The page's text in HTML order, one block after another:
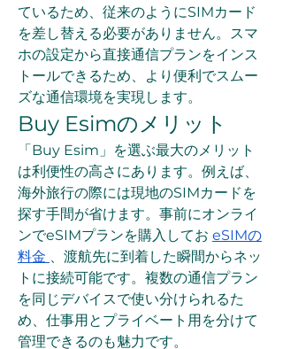
ているため、従来のようにSIMカード
を差し替える必要がありません。スマ
ホの設定から直接通信プランをインス
トールできるため、より便利でスムー
ズな通信環境を実現します。
Buy Esimのメリット
「Buy Esim」を選ぶ最大のメリット
は利便性の高さにあります。例えば、
海外旅行の際には現地のSIMカードを
探す手間が省けます。事前にオンライ
ンでeSIMプランを購入してお eSIMの
料金 、渡航先に到着した瞬間からネッ
トに接続可能です。複数の通信プラン
を同じデバイスで使い分けられるた
め、仕事用とプライベート用を分けて
管理できるのも魅力です。